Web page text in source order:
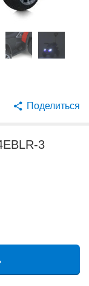
Поделиться
3